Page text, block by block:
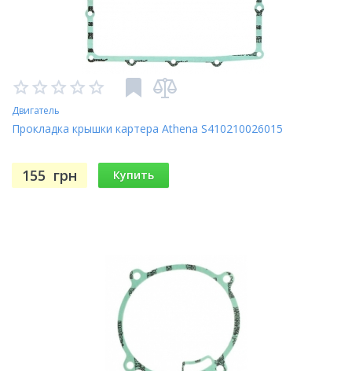
Двигатель
Прокладка крышки картера Athena S410210026015
155 грн Купить